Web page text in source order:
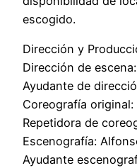
escogido.
Dirección y
Dirección de
Ayudante de
Coreografía original:
Repetidora de
Escenografía:
Ayudante